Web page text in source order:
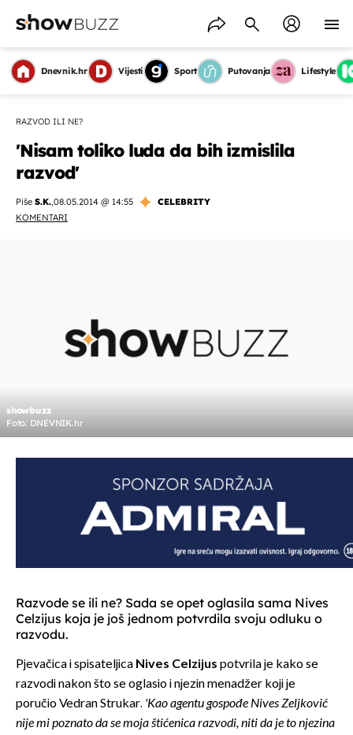
Dnevnik.hr Vijesti Sport Putovanja Lifestyle
RAZVOD ILI NE?
'Nisam toliko luda da bih izmislila
razvod'
Piše S.K.,08.05.2014 @ 14:55
CELEBRITY
KOMENTARI
showbuzz
Foto: DNEVNIK.hr
Razvode se ili ne? Sada se opet oglasila sama Nives
Celzijus koja je još jednom potvrdila svoju odluku o
razvodu.
Pjevačica i spisateljica Nives Celzijus potvrila je kako se
razvodi nakon što se oglasio i njezin menadžer koji je
poručio Vedran Strukar. 'Kao agentu gospođe Nives Zeljković
nije mi poznato da se moja štićenica razvodi, niti da je to njezina